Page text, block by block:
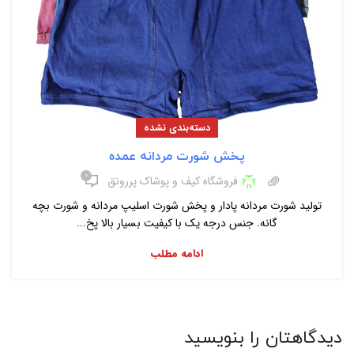
دسته‌بندی نشده
پخش شورت مردانه عمده
فروشگاه کیف و پوشاک پررونق ۰
تولید شورت مردانه پادار و پخش شورت اسلیپ مردانه و شورت بچه
گانه. جنس درجه یک با کیفیت بسیار بالا پخ...
ادامه مطلب
دیدگاهتان را بنویسید